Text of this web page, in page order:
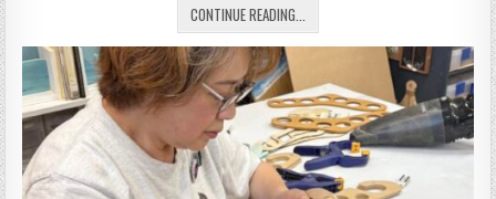
CONTINUE READING... 自宅のスペースにピッタリ